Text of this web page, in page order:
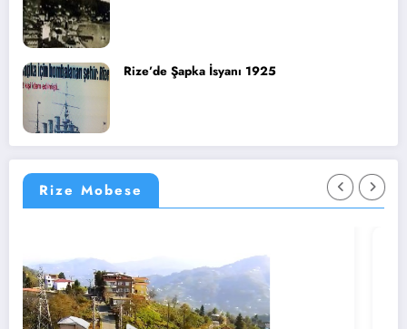
Rize’de Şapka İsyanı 1925
Rize Mobese